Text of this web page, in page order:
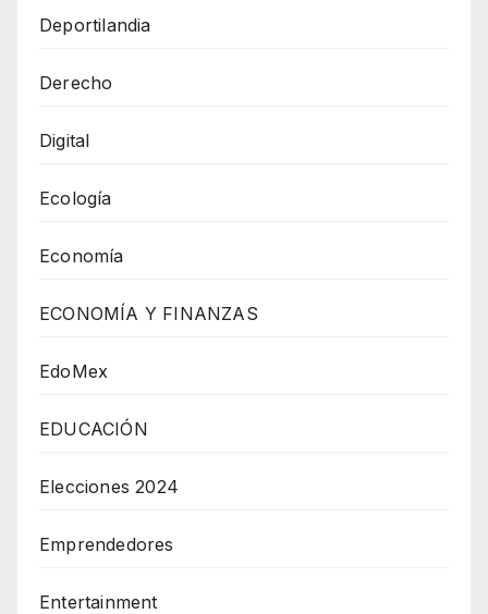
Deportilandia
Derecho
Digital
Ecología
Economía
ECONOMÍA Y FINANZAS
EdoMex
EDUCACIÓN
Elecciones 2024
Emprendedores
Entertainment